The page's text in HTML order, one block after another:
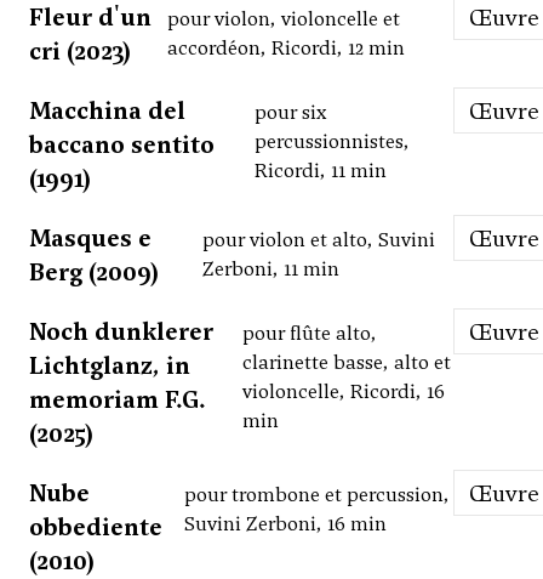
Fleur d'un
cri (2023)
pour violon, violoncelle et
accordéon, Ricordi, 12 min
Œuvre
Macchina del
baccano sentito
(1991)
pour six
percussionnistes,
Ricordi, 11 min
Œuvre
Masques e
Berg (2009)
pour violon et alto, Suvini
Zerboni, 11 min
Œuvre
Noch dunklerer
Lichtglanz, in
memoriam F.G.
(2025)
pour flûte alto,
clarinette basse, alto et
violoncelle, Ricordi, 16
min
Œuvre
Nube
obbediente
(2010)
pour trombone et percussion,
Suvini Zerboni, 16 min
Œuvre